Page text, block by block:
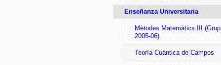
Enseñanza Universitaria
Mètodes Matemàtics III
2005-06)
Teoría Cuántica de Campos